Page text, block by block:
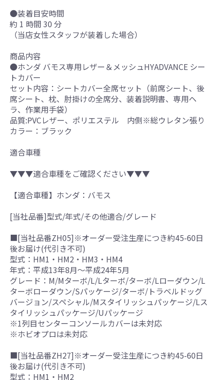
●装着目安時間
約 1 時間 30 分
（当店女性スタッフが装着した場合）
商品内容
●ホンダ バモス専用レザー＆メッシュHYADVANCE シー
トカバー
セット内容：シートカバー全席セット（前席シート、後
席シート、枕、肘掛けの全席分、装着説明書、専用ヘ
ラ、作業用手袋）
品質:PVCレザー、ポリエステル 内側※総ウレタン張り
カラー：ブラック
適合車種
▼▼▼適合車種をご確認ください▼▼▼
【適合車種】ホンダ：バモス
[当社品番]型式/年式/その他適合/グレード
■[当社品番ZH05]※オーダー受注生産につき約45-60日
後お届け(代引き不可)
型式：HM1・HM2・HM3・HM4
年式：平成13年8月～平成24年5月
グレード：M/Mターボ/L/Lターボ/ターボ/Lローダウン/L
ターボローダウン/Sパッケージ/ターボ/トラベルドッグ
バージョン/スペシャル/Mスタイリッシュパッケージ/Lス
タイリッシュパッケージ/Uパッケージ
※1列目センターコンソールカバーは未対応
※ホビオプロは未対応
■[当社品番ZH27]※オーダー受注生産につき約45-60日
後お届け(代引き不可)
型式：HM1・HM2